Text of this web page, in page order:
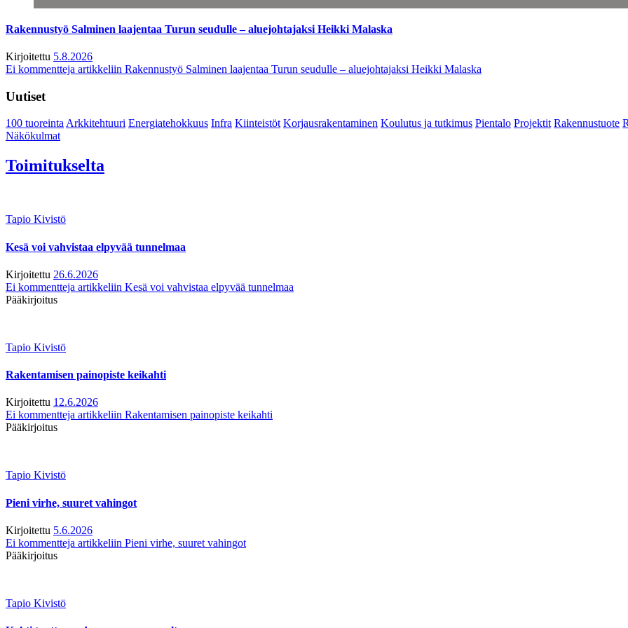
Rakennustyö Salminen laajentaa Turun seudulle – aluejohtajaksi Heikki Malaska
Kirjoitettu 5.8.2026
Ei kommentteja artikkeliin Rakennustyö Salminen laajentaa Turun seudulle – aluejohtajaksi Heikki Malaska
Uutiset
100 tuoreintaArkkitehtuuri Energiatehokkuus Infra Kiinteistöt Korjausrakentaminen Koulutus ja tutkimus Pientalo Projektit Rakennustuote
Näkökulmat
Toimitukselta
Tapio Kivistö
Kesä voi vahvistaa elpyvää tunnelmaa
Kirjoitettu 26.6.2026
Ei kommentteja artikkeliin Kesä voi vahvistaa elpyvää tunnelmaa
Pääkirjoitus
Tapio Kivistö
Rakentamisen painopiste keikahti
Kirjoitettu 12.6.2026
Ei kommentteja artikkeliin Rakentamisen painopiste keikahti
Pääkirjoitus
Tapio Kivistö
Pieni virhe, suuret vahingot
Kirjoitettu 5.6.2026
Ei kommentteja artikkeliin Pieni virhe, suuret vahingot
Pääkirjoitus
Tapio Kivistö